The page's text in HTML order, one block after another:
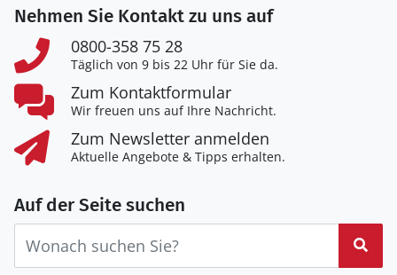
Nehmen Sie Kontakt zu uns auf
0800-358 75 28
Täglich von 9 bis 22 Uhr für Sie da.
Zum Kontaktformular
Wir freuen uns auf Ihre Nachricht.
Zum Newsletter anmelden
Aktuelle Angebote & Tipps erhalten.
Auf der Seite suchen